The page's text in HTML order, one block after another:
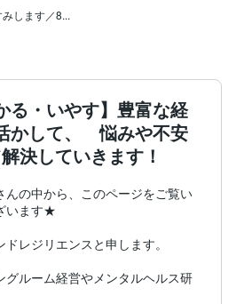
します／8...
る・いやす】豊富な経
かして、 悩みや不安
決していきます！
の中から、このページをご覧い
います★
レジリエンスと申します。
グルーム経営やメンタルヘルス研